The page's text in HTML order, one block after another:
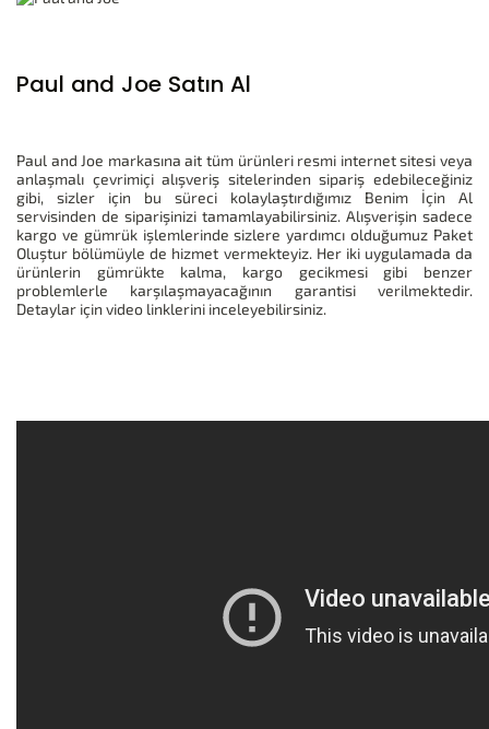
Paul and Joe Satın Al
Paul and Joe markasına ait tüm ürünleri resmi internet sitesi veya
anlaşmalı çevrimiçi alışveriş sitelerinden sipariş edebileceğiniz
gibi, sizler için bu süreci kolaylaştırdığımız Benim İçin Al
servisinden de siparişinizi tamamlayabilirsiniz. Alışverişin sadece
kargo ve gümrük işlemlerinde sizlere yardımcı olduğumuz Paket
Oluştur bölümüyle de hizmet vermekteyiz. Her iki uygulamada da
ürünlerin gümrükte kalma, kargo gecikmesi gibi benzer
problemlerle karşılaşmayacağının garantisi verilmektedir.
Detaylar için video linklerini inceleyebilirsiniz.